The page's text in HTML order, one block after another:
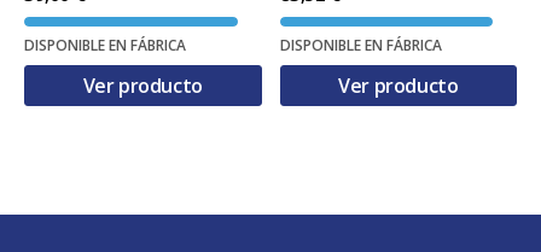
DISPONIBLE EN FÁBRICA
Ver producto
DISPONIBLE EN FÁBRICA
Ver producto